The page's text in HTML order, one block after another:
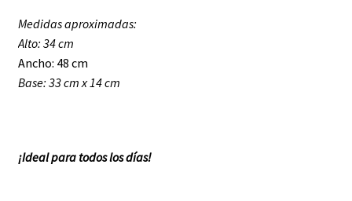
Medidas aproximadas:
Alto: 34 cm
Ancho: 48 cm
Base: 33 cm x 14 cm
¡Ideal para todos los días!